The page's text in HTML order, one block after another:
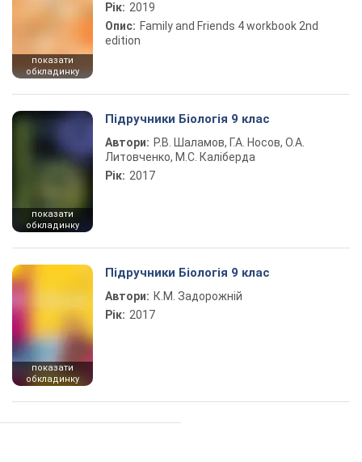
показати
обкладинку
Рік: 2019
Опис: Family and Friends 4 workbook 2nd
edition
показати
обкладинку
Підручники Біологія 9 клас
Автори: Р.В. Шаламов, Г.А. Носов, О.А.
Литовченко, М.С. Каліберда
Рік: 2017
показати
обкладинку
Підручники Біологія 9 клас
Автори: К.М. Задорожній
Рік: 2017